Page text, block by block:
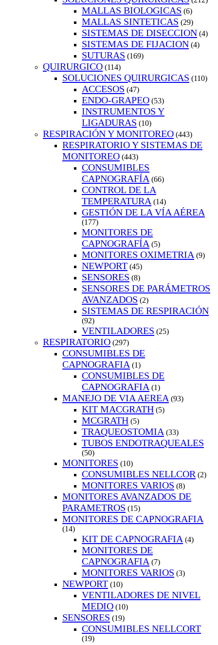
MALLAS BIOLOGICAS (6)
MALLAS SINTETICAS (29)
SISTEMAS DE DISECCION (4)
SISTEMAS DE FIJACION (4)
SUTURAS (169)
QUIRURGICO (114)
SOLUCIONES QUIRURGICAS (110)
ACCESOS (47)
ENDO-GRAPEO (53)
INSTRUMENTOS Y
LIGADURAS (10)
RESPIRACIÓN Y MONITOREO (443)
RESPIRATORIO Y SISTEMAS DE
MONITOREO (443)
CONSUMIBLES
CAPNOGRAFÍA (66)
CONTROL DE LA
TEMPERATURA (14)
GESTIÓN DE LA VÍA AÉREA
(177)
MONITORES DE
CAPNOGRAFÍA (5)
MONITORES OXIMETRIA (9)
NEWPORT (45)
SENSORES (8)
SENSORES DE PARÁMETROS
AVANZADOS (2)
SISTEMAS DE RESPIRACIÓN
(92)
VENTILADORES (25)
RESPIRATORIO (297)
CONSUMIBLES DE
CAPNOGRAFIA (1)
CONSUMIBLES DE
CAPNOGRAFIA (1)
MANEJO DE VIA AEREA (93)
KIT MACGRATH (5)
MCGRATH (5)
TRAQUEOSTOMIA (33)
TUBOS ENDOTRAQUEALES
(50)
MONITORES (10)
CONSUMIBLES NELLCOR (2)
MONITORES VARIOS (8)
MONITORES AVANZADOS DE
PARAMETROS (15)
MONITORES DE CAPNOGRAFIA
(14)
KIT DE CAPNOGRAFIA (4)
MONITORES DE
CAPNOGRAFIA (7)
MONITORES VARIOS (3)
NEWPORT (10)
VENTILADORES DE NIVEL
MEDIO (10)
SENSORES (19)
CONSUMIBLES NELLCORT
(19)